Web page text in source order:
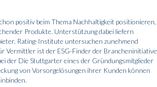
positiv beim Thema Nachhaltigkeit positionieren,
Produkte. Unterstützung dabei liefern
Rating-Institute untersuchen zunehmend
Vermittler ist der ESG-Finder der Brancheninitiative
der Die Stuttgarter eines der Gründungsmitglieder
von Vorsorge­lösungen ihrer Kunden können